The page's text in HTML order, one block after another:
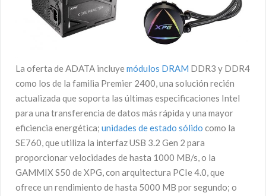
La oferta de ADATA incluyemódulos DRAM DDR3 y DDR4
como los de la familia Premier 2400, una solución recién
actualizada que soporta las últimas especificaciones Intel
para una transferencia de datos más rápida y una mayor
eficiencia energética; unidades de estado sólido como la
SE760, que utiliza la interfaz USB 3.2 Gen 2 para
proporcionar velocidades de hasta 1000 MB/s, o la
GAMMIX S50 de XPG, con arquitectura PCIe 4.0, que
ofrece un rendimiento de hasta 5000 MB por segundo; o